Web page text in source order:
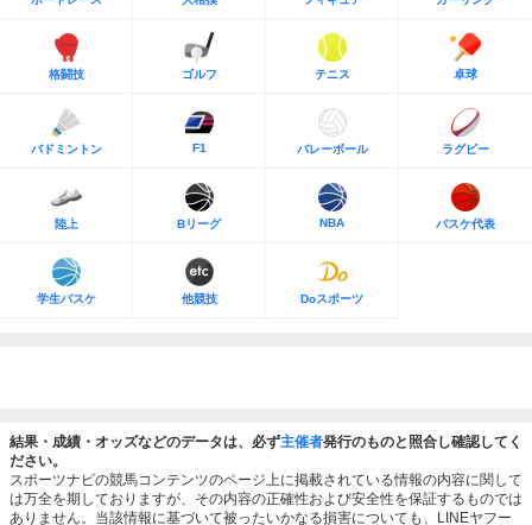
格闘技 ゴルフ テニス 卓球
バドミントン F1 バレーボール ラグビー
陸上 Bリーグ NBA バスケ代表
学生バスケ 他競技 Doスポーツ
結果・成績・オッズなどのデータは、必ず主催者発行のものと照合し確認してく
ださい。
スポーツナビの競馬コンテンツのページ上に掲載されている情報の内容に関して
は万全を期しておりますが、その内容の正確性および安全性を保証するものでは
ありません。当該情報に基づいて被ったいかなる損害についても、LINEヤフー